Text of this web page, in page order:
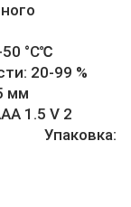
°С℃
20-99 %
мм
1.5 V 2